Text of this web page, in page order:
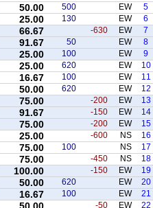
5
EW
500
50.00
6
EW
130
25.00
7
EW
-630
66.67
8
EW
50
91.67
9
EW
100
25.00
10
EW
620
25.00
11
EW
100
16.67
12
EW
620
50.00
13
EW
-200
75.00
14
EW
-150
91.67
15
EW
-200
75.00
16
NS
-600
25.00
17
NS
100
75.00
18
NS
-450
75.00
19
EW
-150
100.00
20
EW
620
50.00
21
EW
100
16.67
22
EW
-50
50.00